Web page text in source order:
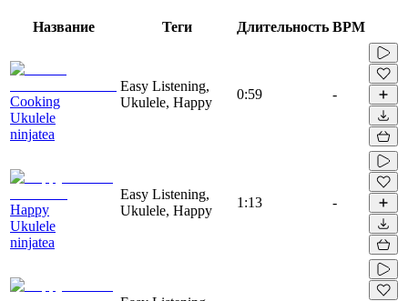
Название Теги Длительность BPM
Cooking
Ukulele
ninjatea
Easy Listening,
Ukulele, Happy
0:59 -
Happy
Ukulele
ninjatea
Easy Listening,
Ukulele, Happy
1:13 -